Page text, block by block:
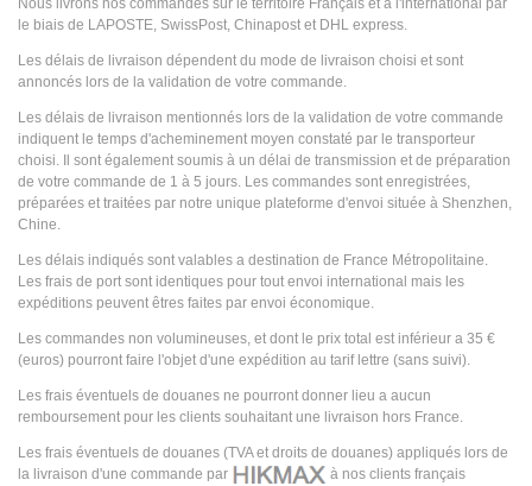
Nous livrons nos commandes sur le territoire Français et à l'international par
le biais de LAPOSTE, SwissPost, Chinapost et DHL express.
Les délais de livraison dépendent du mode de livraison choisi et sont
annoncés lors de la validation de votre commande.
Les délais de livraison mentionnés lors de la validation de votre commande
indiquent le temps d'acheminement moyen constaté par le transporteur
choisi. Il sont également soumis à un délai de transmission et de préparation
de votre commande de 1 à 5 jours. Les commandes sont enregistrées,
préparées et traitées par notre unique plateforme d'envoi située à Shenzhen,
Chine.
Les délais indiqués sont valables a destination de France Métropolitaine.
Les frais de port sont identiques pour tout envoi international mais les
expéditions peuvent êtres faites par envoi économique.
Les commandes non volumineuses, et dont le prix total est inférieur a 35 €
(euros) pourront faire l'objet d'une expédition au tarif lettre (sans suivi).
Les frais éventuels de douanes ne pourront donner lieu a aucun
remboursement pour les clients souhaitant une livraison hors France.
Les frais éventuels de douanes (TVA et droits de douanes) appliqués lors de
la livraison d'une commande par
à nos clients français